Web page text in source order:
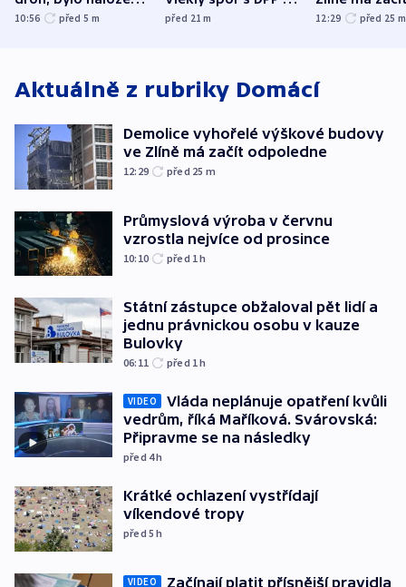
municí, píší média
10:56 před 5 m
reklamní plochu
před 21m
odpoledne
12:29 před 25 m
Aktuálně z rubriky Domácí
Demolice vyhořelé výškové budovy
ve Zlíně má začít odpoledne
12:29 před 25 m
Průmyslová výroba v červnu
vzrostla nejvíce od prosince
10:10 před 1h
Státní zástupce obžaloval pět lidí a
jednu právnickou osobu v kauze
Bulovky
06:11 před 1h
VIDEO
Vláda neplánuje opatření kvůli
vedrům, říká Maříková. Svárovská:
Připravme se na následky
před 4h
Krátké ochlazení vystřídají
víkendové tropy
před 5h
VIDEO
Začínají platit přísnější pravidla